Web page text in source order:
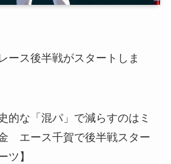
ース後半戦がスタートしま
的な「混パ」で減らすのはミ
エース千賀で後半戦スター
ツ】